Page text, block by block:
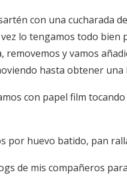
con una cucharada
lo tengamos todo
removemos y vamos
hasta obtener una
con papel film
por huevo batido, pan
de mis compañeros